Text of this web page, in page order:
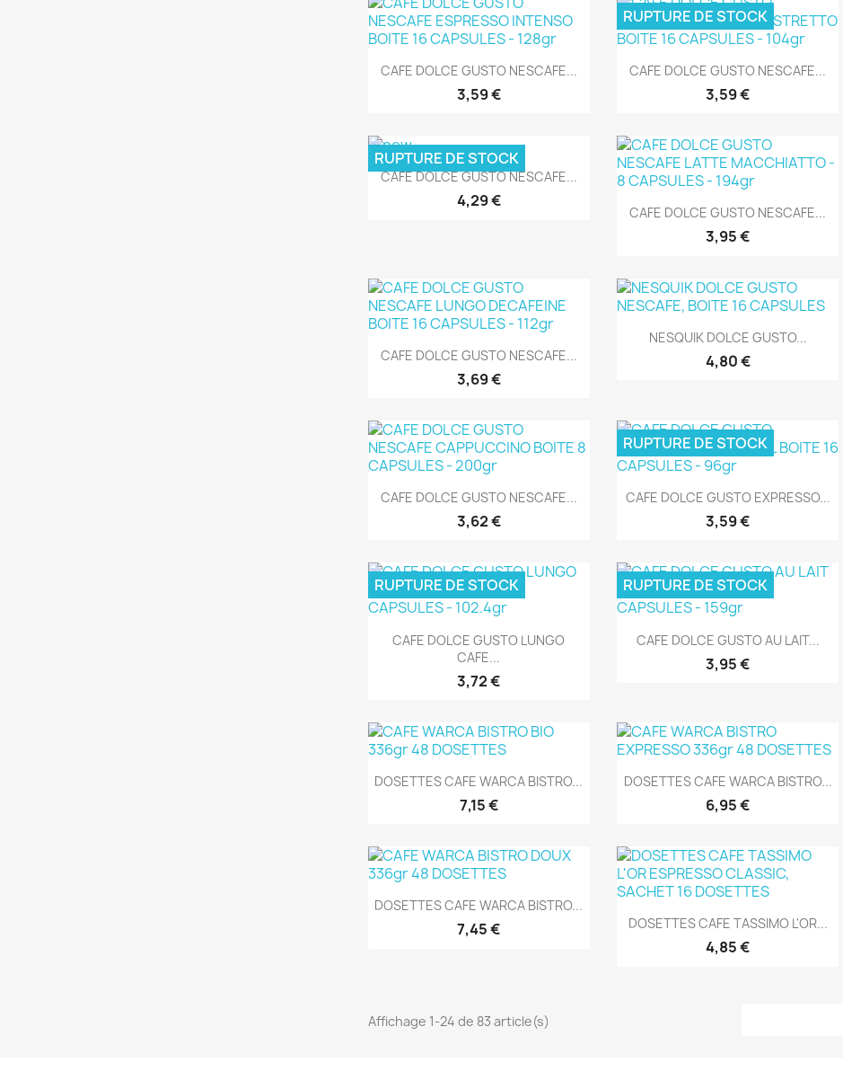
Aperçu rapide
CAFE DOLCE GUSTO NESCAFE...
3,59 €
Aperçu rapide
CAFE DOLCE GUSTO NESCAFE...
3,59 €
RUPTURE DE STOCK
Aperçu rapide
CAFE DOLCE GUSTO NESCAFE...
4,29 €
RUPTURE DE STOCK
Aperçu rapide
CAFE DOLCE GUSTO NESCAFE...
3,95 €
Aperçu rapide
CAFE DOLCE GUSTO NESCAFE...
3,69 €
 Aperçu rapide
NESQUIK DOLCE GUSTO...
4,80 €
Aperçu rapide
CAFE DOLCE GUSTO NESCAFE...
3,62 €
Aperçu rapide
CAFE DOLCE GUSTO EXPRESSO...
3,59 €
RUPTURE DE STOCK
Aperçu rapide
CAFE DOLCE GUSTO LUNGO
CAFE...
3,72 €
RUPTURE DE STOCK
Aperçu rapide
CAFE DOLCE GUSTO AU LAIT...
3,95 €
RUPTURE DE STOCK
Aperçu rapide
DOSETTES CAFE WARCA BISTRO...
7,15 €
Aperçu rapide
DOSETTES CAFE WARCA BISTRO...
6,95 €
Aperçu rapide
DOSETTES CAFE WARCA BISTRO...
7,45 € Aperçu rapide
DOSETTES CAFE TASSIMO L'OR...
4,85 €
Affichage 1-24 de 83 article(s)